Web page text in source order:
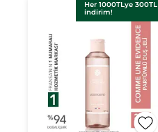
Her 1000TLye 300TL
indirim!